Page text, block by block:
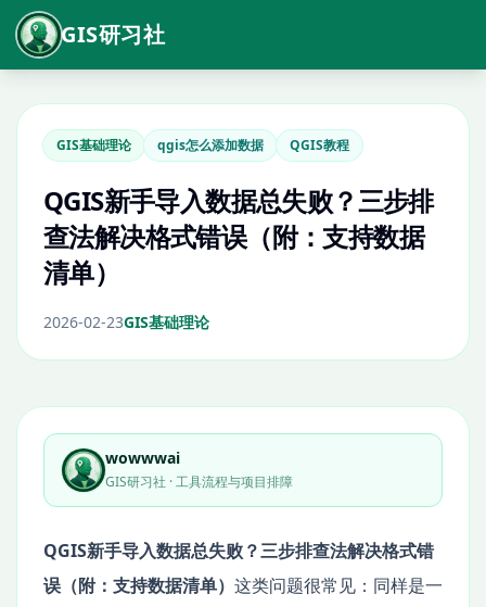
GIS研习社
GIS基础理论 qgis怎么添加数据 QGIS教程
QGIS新手导入数据总失败？三步排
查法解决格式错误（附：支持数据
清单）
2026-02-23GIS基础理论
wowwwai
GIS研习社 · 工具流程与项目排障
QGIS新手导入数据总失败？三步排查法解决格式错
误（附：支持数据清单） 这类问题很常见：同样是一